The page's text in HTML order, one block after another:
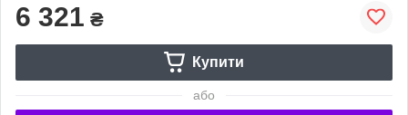
6 321 ₴
Купити
або